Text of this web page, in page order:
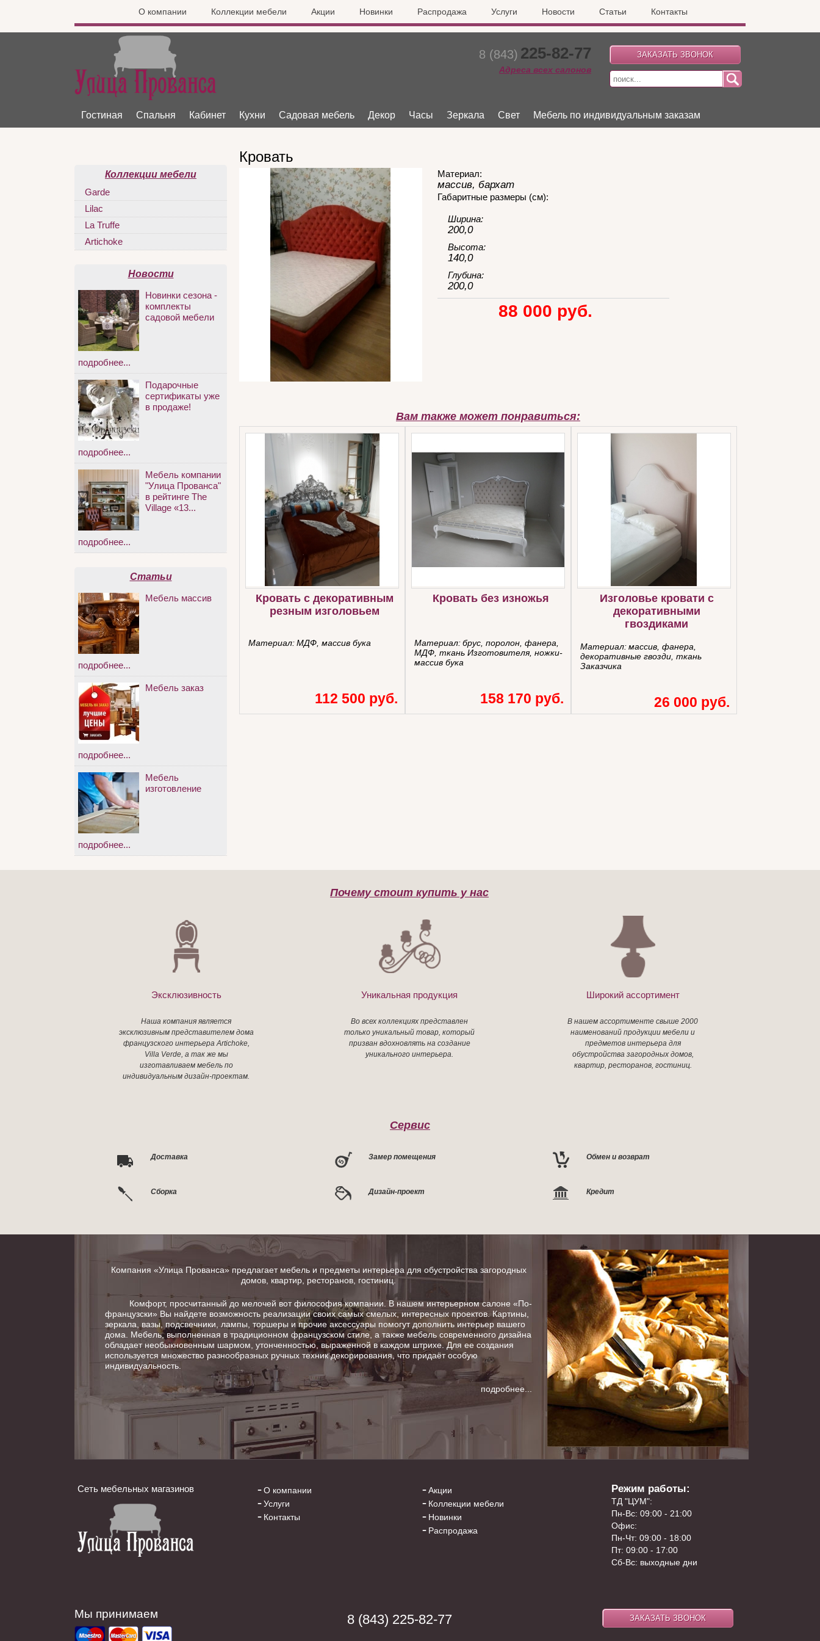
О компании Коллекции мебели Акции Новинки Распродажа Услуги Новости Статьи Контакты
8 (843) 225-82-77
Адреса всех салонов
Гостиная Спальня Кабинет Кухни Садовая мебель Декор Часы Зеркала Свет Мебель по индивидуальным заказам
Кровать
Материал:
массив, бархат
Габаритные размеры (см):
Ширина:
200,0
Высота:
140,0
Глубина:
200,0
88 000 руб.
Вам также может понравиться:
Кровать с декоративным
резным изголовьем
Материал:МДФ, массив бука
112 500 руб.
Кровать без изножья
Материал:брус, поролон, фанера,
МДФ, ткань Изготовителя, ножки-
массив бука
158 170 руб.
Изголовье кровати с
декоративными
гвоздиками
Материал:массив, фанера,
декоративные гвозди, ткань
Заказчика
26 000 руб.
Коллекции мебели
Garde
Lilac
La Truffe
Artichoke
Новости
Новинки сезона -
комплекты
садовой мебели
подробнее...
Подарочные
сертификаты уже
в продаже!
подробнее...
Мебель компании
"Улица Прованса"
в рейтинге The
Village «13...
подробнее...
Статьи
Мебель массив
подробнее...
Мебель заказ
подробнее...
Мебель
изготовление
подробнее...
Почему стоит купить у нас
Эксклюзивность
Наша компания является
эксклюзивным представителем дома
французского интерьера Artichoke,
Villa Verde, а так же мы
изготавливаем мебель по
индивидуальным дизайн-проектам.
Уникальная продукция
Во всех коллекциях представлен
только уникальный товар, который
призван вдохновлять на создание
уникального интерьера.
Широкий ассортимент
В нашем ассортименте свыше 2000
наименований продукции мебели и
предметов интерьера для
обустройства загородных домов,
квартир, ресторанов, гостиниц.
Сервис
Доставка Замер помещения Обмен и возврат
Сборка Дизайн-проект Кредит
Компания «Улица Прованса» предлагает мебель и предметы интерьера для обустройства загородных
домов, квартир, ресторанов, гостиниц.
Комфорт, просчитанный до мелочей вот философия компании. В нашем интерьерном салоне «По-
французски» Вы найдете возможность реализации своих самых смелых, интересных проектов. Картины,
зеркала, вазы, подсвечники, лампы, торшеры и прочие аксессуары помогут дополнить интерьер вашего
дома. Мебель, выполненная в традиционном французском стиле, а также мебель современного дизайна
обладает необыкновенным шармом, утонченностью, выраженной в каждом штрихе. Для ее создания
используется множество разнообразных ручных техник декорирования, что придаёт особую
индивидуальность.
подробнее...
Сеть мебельных магазинов
О компании
Услуги
Контакты
Акции
Коллекции мебели
Новинки
Распродажа
Режим работы:
ТД "ЦУМ":
Пн-Вс: 09:00 - 21:00
Офис:
Пн-Чт: 09:00 - 18:00
Пт: 09:00 - 17:00
Сб-Вс: выходные дни
Мы принимаем 8 (843) 225-82-77